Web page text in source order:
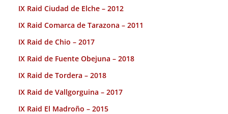
IX Raid Ciudad de Elche – 2012
IX Raid Comarca de Tarazona – 2011
IX Raid de Chio – 2017
IX Raid de Fuente Obejuna – 2018
IX Raid de Tordera – 2018
IX Raid de Vallgorguina – 2017
IX Raid El Madroño – 2015